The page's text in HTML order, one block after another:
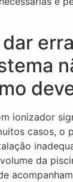
ionizador
casos, o
da